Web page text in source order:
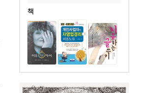
책